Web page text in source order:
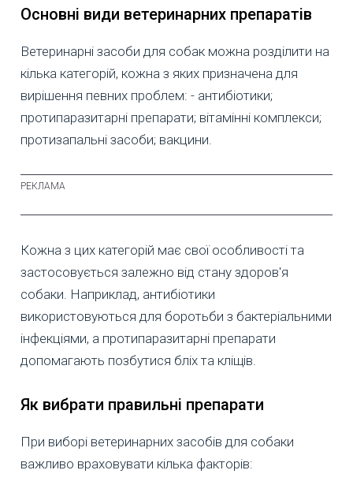
Основні види ветеринарних препаратів
Ветеринарні засоби для собак можна розділити на
кілька категорій, кожна з яких призначена для
вирішення певних проблем: - антибіотики;
протипаразитарні препарати; вітамінні комплекси;
протизапальні засоби; вакцини.
Кожна з цих категорій має свої особливості та
застосовується залежно від стану здоров'я
собаки. Наприклад, антибіотики
використовуються для боротьби з бактеріальними
інфекціями, а протипаразитарні препарати
допомагають позбутися бліх та кліщів.
Як вибрати правильні препарати
При виборі ветеринарних засобів для собаки
важливо враховувати кілька факторів: